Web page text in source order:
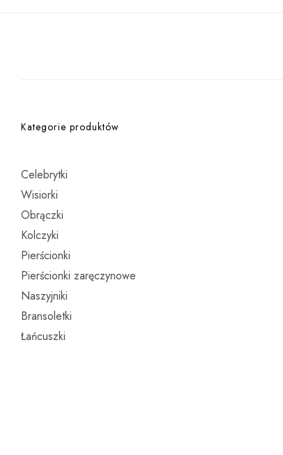
Kategorie produktów
Celebrytki
Wisiorki
Obrączki
Kolczyki
Pierścionki
Pierścionki zaręczynowe
Naszyjniki
Bransoletki
Łańcuszki